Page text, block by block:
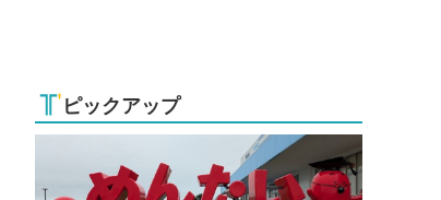
ピックアップ